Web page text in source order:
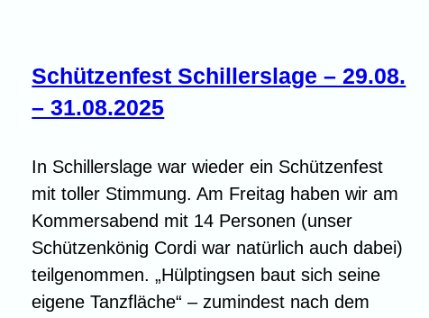
Schützenfest Schillerslage – 29.08.
– 31.08.2025
In Schillerslage war wieder ein Schützenfest
mit toller Stimmung. Am Freitag haben wir am
Kommersabend mit 14 Personen (unser
Schützenkönig Cordi war natürlich auch dabei)
teilgenommen. „Hülptingsen baut sich seine
eigene Tanzfläche“ – zumindest nach dem